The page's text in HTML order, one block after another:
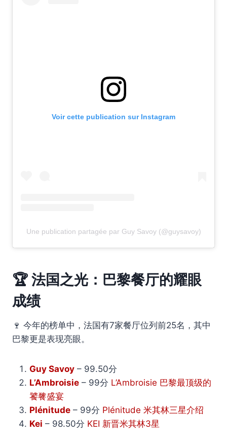
Voir cette publication sur Instagram
Une publication partagée par Guy Savoy (@guysavoy)
🏆 法国之光：巴黎餐厅的耀眼
成绩
🍷 今年的榜单中，法国有7家餐厅位列前25名，其中
巴黎更是表现亮眼。
Guy Savoy – 99.50分
L’Ambroisie – 99分 L’Ambroisie 巴黎最顶级的
饕餮盛宴
Plénitude – 99分 Plénitude 米其林三星介绍
Kei – 98.50分 KEI 新晋米其林3星